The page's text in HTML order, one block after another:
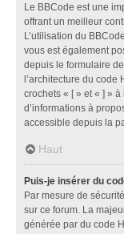
Le BBCode est une
offrant un meilleur
L’utilisation du
vous est également
depuis le formulaire
l’architecture du code
crochets « [ » et « ] »
d’informations à
accessible depuis la
Haut
Puis-je insérer du
Par mesure de
sur ce forum. La
générée par du code